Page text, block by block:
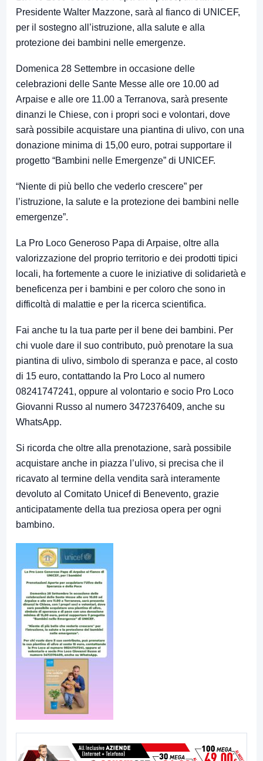
Presidente Walter Mazzone, sarà al fianco di UNICEF,
per il sostegno all’istruzione, alla salute e alla
protezione dei bambini nelle emergenze.
Domenica 28 Settembre in occasione delle
celebrazioni delle Sante Messe alle ore 10.00 ad
Arpaise e alle ore 11.00 a Terranova, sarà presente
dinanzi le Chiese, con i propri soci e volontari, dove
sarà possibile acquistare una piantina di ulivo, con una
donazione minima di 15,00 euro, potrai supportare il
progetto “Bambini nelle Emergenze” di UNICEF.
“Niente di più bello che vederlo crescere” per
l’istruzione, la salute e la protezione dei bambini nelle
emergenze”.
La Pro Loco Generoso Papa di Arpaise, oltre alla
valorizzazione del proprio territorio e dei prodotti tipici
locali, ha fortemente a cuore le iniziative di solidarietà e
beneficenza per i bambini e per coloro che sono in
difficoltà di malattie e per la ricerca scientifica.
Fai anche tu la tua parte per il bene dei bambini. Per
chi vuole dare il suo contributo, può prenotare la sua
piantina di ulivo, simbolo di speranza e pace, al costo
di 15 euro, contattando la Pro Loco al numero
08241747241, oppure al volontario e socio Pro Loco
Giovanni Russo al numero 3472376409, anche su
WhatsApp.
Si ricorda che oltre alla prenotazione, sarà possibile
acquistare anche in piazza l’ulivo, si precisa che il
ricavato al termine della vendita sarà interamente
devoluto al Comitato Unicef di Benevento, grazie
anticipatamente della tua preziosa opera per ogni
bambino.